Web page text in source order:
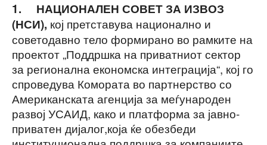
1.
НАЦИОНАЛЕН СОВЕТ ЗА ИЗВОЗ
(НСИ), кој претставува национално и
советодавно тело формирано во рамките на
проектот „Поддршка на приватниот сектор
за регионална економска интеграција“, кој го
спроведува Комората во партнерство со
Американската агенција за меѓународен
развој УСАИД, како и платформа за јавно-
приватен дијалог,која ќе обезбеди